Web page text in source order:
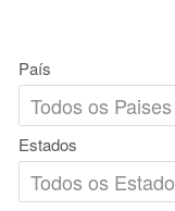
País
Estados